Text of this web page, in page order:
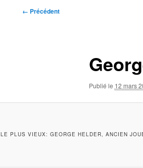
Navigation
← Précédent
Publié le 12 mars
LE PLUS VIEUX: GEORGE HELDER, ANCIEN